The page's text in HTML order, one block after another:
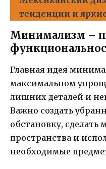
тенденции и
Минимализм –
Главная идея
максимальном
лишних деталей и
Важно создать
обстановку,
пространства и
необходимые